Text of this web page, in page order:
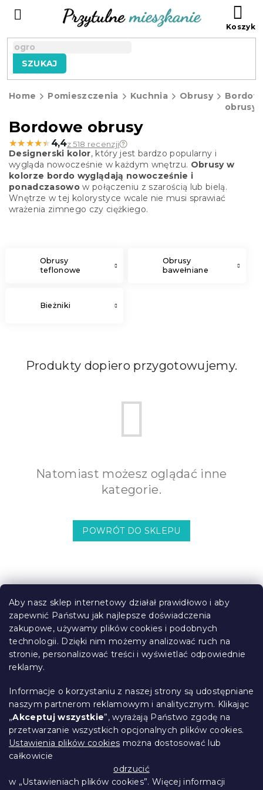
Aby nasz sklep internetowy działał prawidłowo i aby
zapewnić Państwu jak najlepsze doświadczenia
zakupowe, używamy plików cookies i podobnych
technologii. Dzięki nim możemy analizować ruch na
stronie, personalizować treści i wyświetlać odpowiednie
reklamy.
Informacje o korzystaniu z naszej strony są udostępniane
naszym partnerom reklamowym i analitycznym. Klikając
„Akceptuj wszystkie”, wyrażają Państwo zgodę na
przetwarzanie wszystkich opcjonalnych plików cookies.
Ustawienia plików cookies można dostosować lub
całkowicie
odrzucić
w „Ustawieniach plików cookies”. Więcej informacji
SZUKAJ
Home Pomieszczenia Kuchnia Obrusy
obrusy
Bordowe obrusy
★★★★★
★★★★★ 4,4z 518 recenzji
Designerski kolor, który jest bardzo popularny i
wygląda nowocześnie w każdym wnętrzu. Obrusy w
kolorze bordo wyglądają nowocześnie i
ponadczasowo w połączeniu z szarością lub bielą.
Wnętrze w tej kolorystyce wcale nie musi sprawiać
wrażenia zimnego czy ciężkiego.
Obrusy
teflonowe
Obrusy
bawełniane
Bieżniki
Produkty dopiero przygotowujemy.
Natomiast możesz oglądać inne
kategorie.
POWRÓT DO SKLEPU
S
Informacje dla Ciebie
Śledzenie zamówienia
Opcje dostawy
Metody płatności
Reklamacje i zwroty towarów
Kontakt
Regulamin
Ochrona danych osobowych
Kodeks etyczny
Dla partnerów